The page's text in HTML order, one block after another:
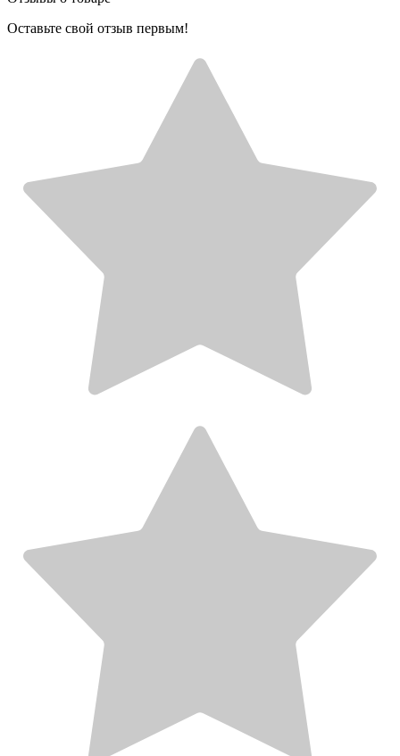
Оставьте свой отзыв первым!